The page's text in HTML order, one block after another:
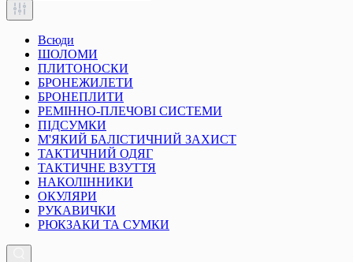
Всюди
ШОЛОМИ
ПЛИТОНОСКИ
БРОНЕЖИЛЕТИ
БРОНЕПЛИТИ
РЕМІННО-ПЛЕЧОВІ СИСТЕМИ
ПІДСУМКИ
М'ЯКИЙ БАЛІСТИЧНИЙ ЗАХИСТ
ТАКТИЧНИЙ ОДЯГ
ТАКТИЧНЕ ВЗУТТЯ
НАКОЛІННИКИ
ОКУЛЯРИ
РУКАВИЧКИ
РЮКЗАКИ ТА СУМКИ